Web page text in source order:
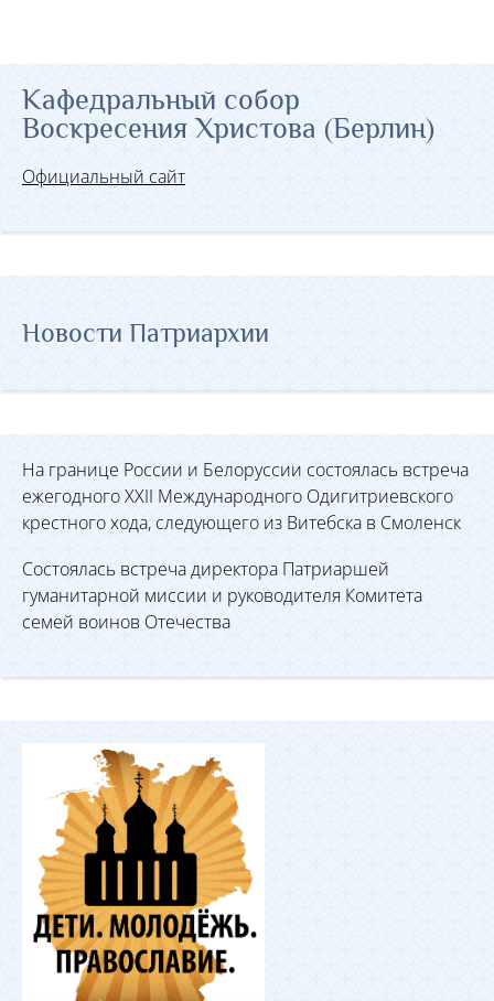
Кафедральный собор
Воскресения Христова (Берлин)
Официальный сайт
Новости Патриархии
На границе России и Белоруссии состоялась встреча
ежегодного XXII Международного Одигитриевского
крестного хода, следующего из Витебска в Смоленск
Состоялась встреча директора Патриаршей
гуманитарной миссии и руководителя Комитета
семей воинов Отечества